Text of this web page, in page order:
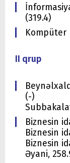
(319.4)
Kompüter
II qrup
(-)
Biznesin
Biznesin
Biznesin
Əyani,